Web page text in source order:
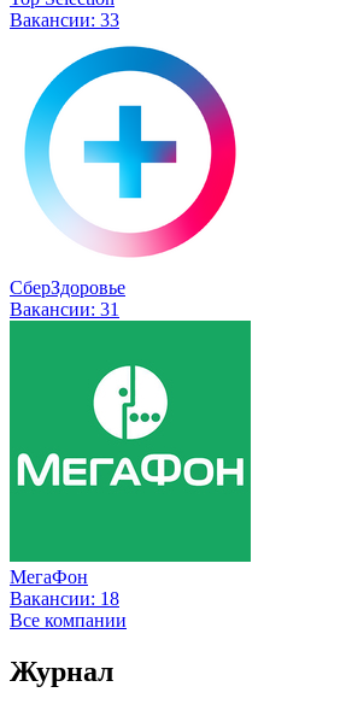
Вакансии: 33
СберЗдоровье
Вакансии: 31
МегаФон
Вакансии: 18
Все компании
Журнал